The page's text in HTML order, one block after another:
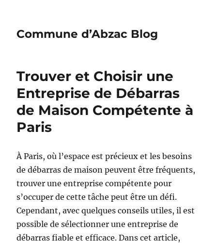
Commune d’Abzac Blog
Trouver et Choisir une
Entreprise de Débarras
de Maison Compétente à
Paris
À Paris, où l’espace est précieux et les besoins
de débarras de maison peuvent être fréquents,
trouver une entreprise compétente pour
s’occuper de cette tâche peut être un défi.
Cependant, avec quelques conseils utiles, il est
possible de sélectionner une entreprise de
débarras fiable et efficace. Dans cet article,